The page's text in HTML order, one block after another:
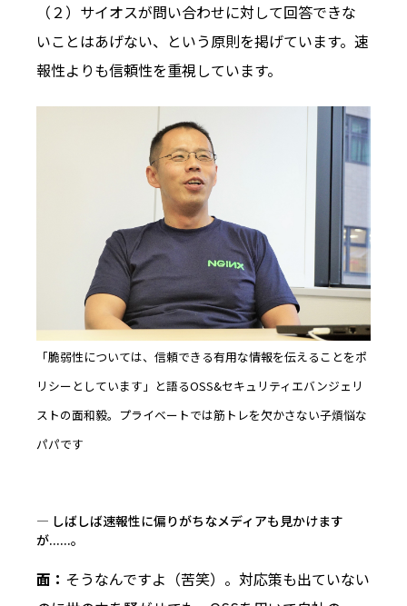
（２）サイオスが問い合わせに対して回答できな
いことはあげない、という原則を掲げています。速
報性よりも信頼性を重視しています。
「脆弱性については、信頼できる有用な情報を伝えることをポ
リシーとしています」と語るOSS&セキュリティエバンジェリ
ストの面和毅。プライベートでは筋トレを欠かさない子煩悩な
パパです
― しばしば速報性に偏りがちなメディアも見かけます
が......。
面： そうなんですよ（苦笑）。対応策も出ていない